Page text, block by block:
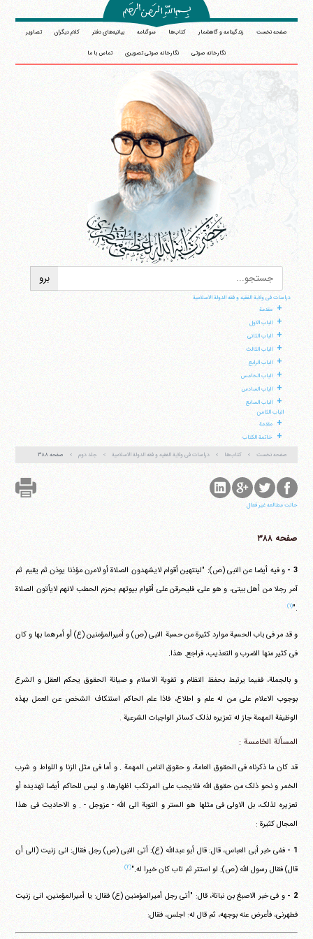
صفحه نخست زندگینامه و گاهشمار کتاب‌ها سوگنامه بیانیه‌های دفتر کلام دیگران تصاویر
نگارخانه صوتی نگارخانه صوتی تصویری تماس با ما
دراسات فی ولایة الفقیه و فقه الدولة الاسلامیة
+ مقدمة
+ الباب الاول
+ الباب الثانی
+ الباب الثالث
+ الباب الرابع
+ الباب الخامس
+ الباب السادس
+
الباب السابع
الباب الثامن
+ مقدمة
+ خاتمة الکتاب
صفحه نخست کتاب‌ها دراسات فی ولایة الفقیه و فقه الدولة الاسلامیة جلد دوم صفحه ۳۸۸
حالت مطالعه غیر فعال
صفحه ۳۸۸
3 -
و فیه أیضا عن النبی (ص): "لینتهین أقوام لایشهدون الصلاة أو لامرن مؤذنا یوذن ثم یقیم ثم
آمر رجلا من أهل بیتی، و هو علی، فلیحرقن علی أقوام بیوتهم بحزم الحطب لانهم لایأتون الصلاة
."(۱)
و قد مر فی باب الحسبة موارد کثیرة من حسبة النبی (ص) و أمیرالمؤمنین (ع) أو أمرهما بها و کان
فی کثیر منها الضرب و التعذیب، فراجع. هذا.
و بالجملة، ففیما یرتبط بحفظ النظام و تقویة الاسلام و صیانة الحقوق یحکم العقل و الشرع
بوجوب الاعلام علی من له علم و اطلاع، فاذا علم الحاکم استنکاف الشخص عن العمل بهذه
الوظیفة المهمة جاز له تعزیره لذلک کسائر الواجبات الشرعیة .
المسألة الخامسة :
قد کان ما ذکرناه فی الحقوق العامة، و حقوق الناس المهمة . و أما فی مثل الزنا و اللواط و شرب
الخمر و نحو ذلک من حقوق الله فلایجب علی المرتکب اظهارها، و لیس للحاکم أیضا تهدیده أو
تعزیره لذلک، بل الاولی فی مثلها هو الستر و التوبة الی الله - عزوجل - . و الاحادیث فی هذا
المجال کثیرة :
1 -
ففی خبر أبی العباس، قال: قال أبو عبدالله (ع): أتی النبی (ص) رجل فقال: انی زنیت (الی أن
قال) فقال رسول الله (ص): لو استتر ثم تاب کان خیرا له."(۲)
2 -
و فی خبر الاصبغ بن نباتة، قال: "أتی رجل أمیرالمؤمنین (ع) فقال: یا أمیرالمؤمنین، انی زنیت
فطهرنی، فأعرض عنه بوجهه، ثم قال له: اجلس، فقال: